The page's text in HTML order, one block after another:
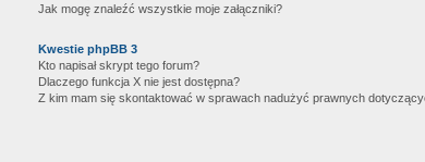
Jak mogę znaleźć wszystkie moje załączniki?
Kwestie phpBB 3
Kto napisał skrypt tego forum?
Dlaczego funkcja X nie jest dostępna?
Z kim mam się skontaktować w sprawach nadużyć prawnych